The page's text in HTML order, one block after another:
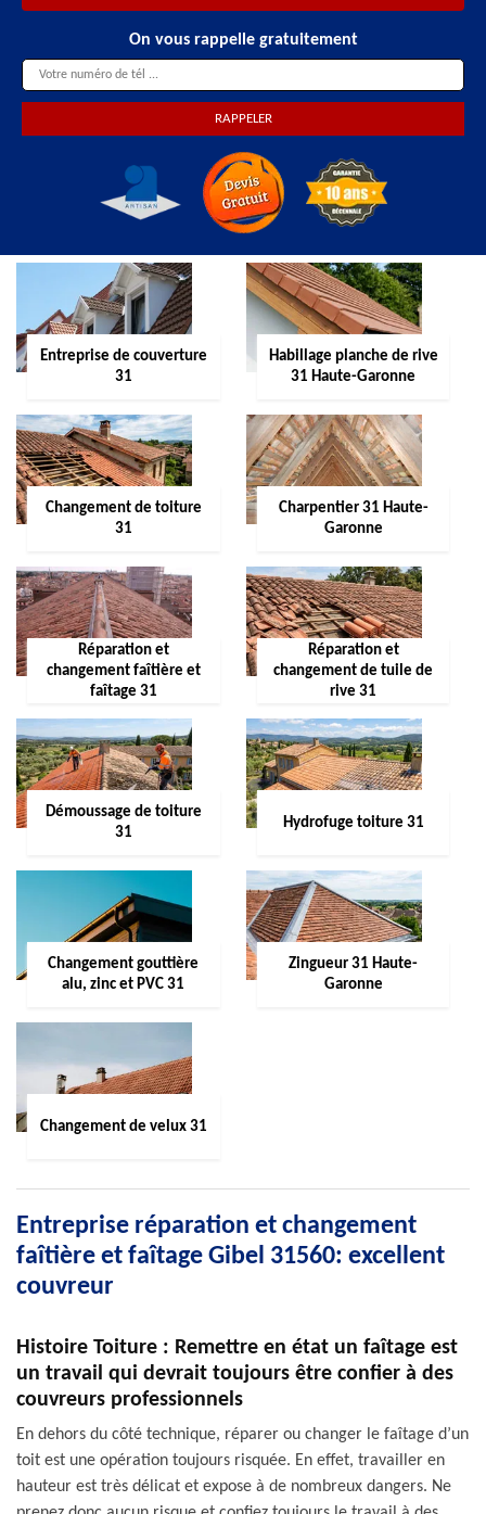
On vous rappelle gratuitement
Entreprise de couverture
31
Habillage planche de rive
31 Haute-Garonne
Changement de toiture
31
Charpentier 31 Haute-
Garonne
Réparation et
changement faîtière et
faîtage 31
Réparation et
changement de tuile de
rive 31
Démoussage de toiture
31
Hydrofuge toiture 31
Changement gouttière
alu, zinc et PVC 31
Zingueur 31 Haute-
Garonne
Changement de velux 31
Entreprise réparation et changement
faîtière et faîtage Gibel 31560: excellent
couvreur
Histoire Toiture : Remettre en état un faîtage est
un travail qui devrait toujours être confier à des
couvreurs professionnels
En dehors du côté technique, réparer ou changer le faîtage d’un
toit est une opération toujours risquée. En effet, travailler en
hauteur est très délicat et expose à de nombreux dangers. Ne